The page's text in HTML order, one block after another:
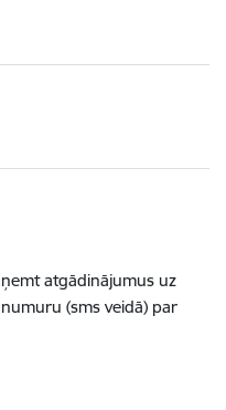
atgādinājumus uz
(sms veidā) par